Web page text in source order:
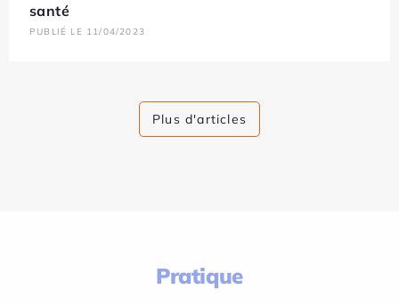
santé
PUBLIÉ LE 11/04/2023
Plus d'articles
Pratique